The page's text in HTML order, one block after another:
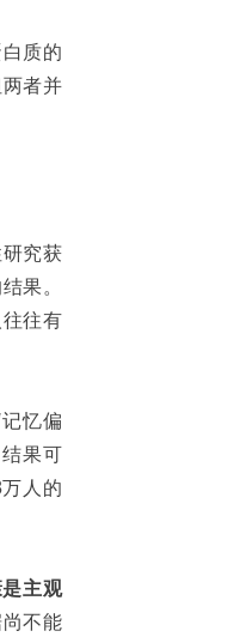
质的
者并
究获
果。
往有
忆偏
果可
人的
主观
不能